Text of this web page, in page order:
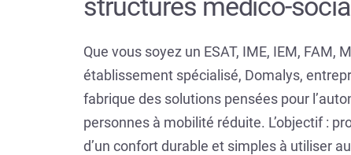
Que vous soyez un ESAT, IME, IEM, FAM,
établissement spécialisé, Domalys,
fabrique des solutions pensées pour
personnes à mobilité réduite. L’objectif :
d’un confort durable et simples à utiliser